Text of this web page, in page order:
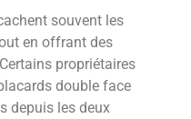
souvent les
en offrant des
propriétaires
double face
depuis les deux